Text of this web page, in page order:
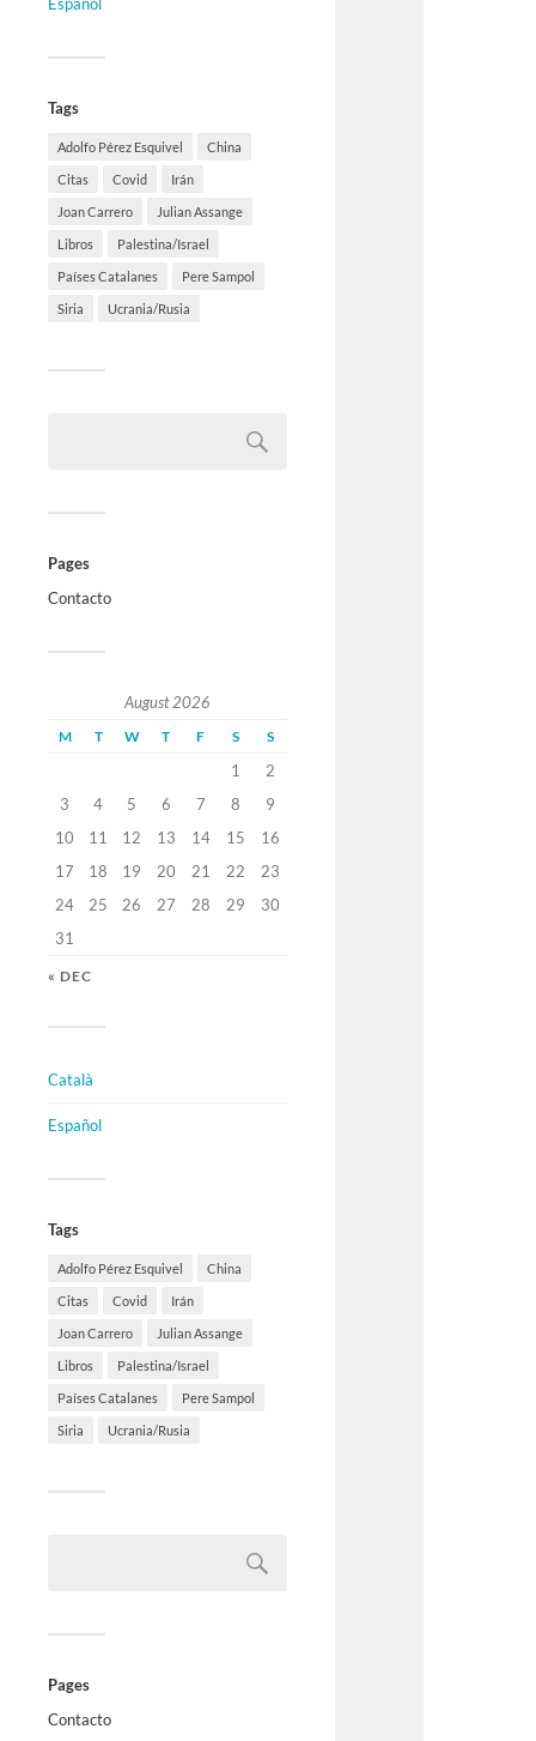
Tags
Adolfo Pérez Esquivel China
Citas Covid Irán
Joan Carrero Julian Assange
Libros Palestina/Israel
Países Catalanes Pere Sampol
Siria Ucrania/Rusia
Pages
Contacto
August 2026
M T W T F S S
1
2
3
4 5 6 7 8
9
10
11 12 13 14 15
16
17
18 19 20 21 22
23
24
25 26 27 28 29
30
31
« DEC
Català
Español
Tags
Adolfo Pérez Esquivel China
Citas Covid Irán
Joan Carrero Julian Assange
Libros Palestina/Israel
Países Catalanes Pere Sampol
Siria Ucrania/Rusia
Pages
Contacto